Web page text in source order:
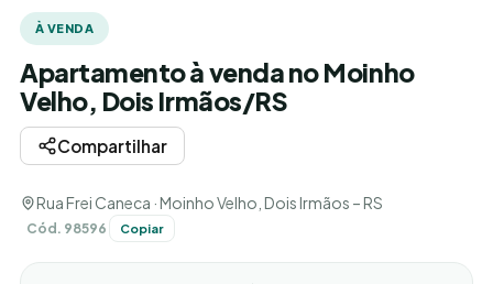
À VENDA
Apartamento à venda no Moinho
Velho, Dois Irmãos/RS
Compartilhar
Rua Frei Caneca · Moinho Velho, Dois Irmãos – RS
Cód. 98596 Copiar